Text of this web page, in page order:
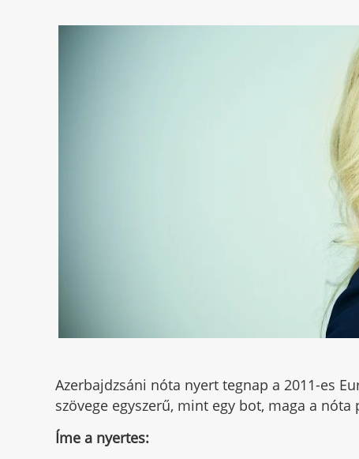
Azerbajdzsáni nóta nyert tegnap a 2011-es
szövege egyszerű, mint egy bot, maga a
Íme a nyertes: